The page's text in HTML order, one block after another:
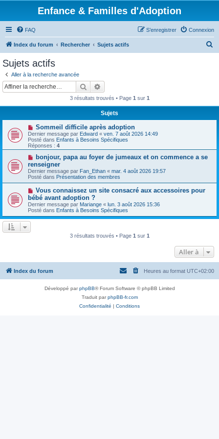
Enfance & Familles d'Adoption
FAQ Connexion
S’enregistrer
Index du forum Rechercher Sujets actifs
r
Sujets actifs
Aller à la recherche avancée
Rechercher
3 résultats trouvés • Page 1 sur 1
Sujets
N
o
u
v
e
a
u
m
e
s
s
a
g
e
Sommeil difficile après adoption
Dernier message par Edward « ven. 7 août 2026 14:49
Posté dans Enfants à Besoins Spécifiques
Réponses : 4
N
u
v
e
a
u
m
e
s
a
bonjour, papa au foyer de jumeaux et on commence a se
renseigner
Dernier message par Fan_Ethan « mar. 4 août 2026 19:57
Posté dans Présentation des membres
N
o
u
v
e
a
Vous connaissez un site consacré aux accessoires pour
bébé avant adoption ?
Dernier message par Mariange « lun. 3 août 2026 15:36
Posté dans Enfants à Besoins Spécifiques
3 résultats trouvés • Page 1 sur 1
Aller à
Index du forum Heures au format UTC+02:00
Développé parphpBB® Forum Software © phpBB Limited
Traduit parphpBB-fr.com
Confidentialité | Conditions